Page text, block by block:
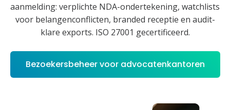
aanmelding: verplichte NDA-ondertekening, watchlists
voor belangenconflicten, branded receptie en audit-
klare exports. ISO 27001 gecertificeerd.
Bezoekersbeheer voor advocatenkantoren